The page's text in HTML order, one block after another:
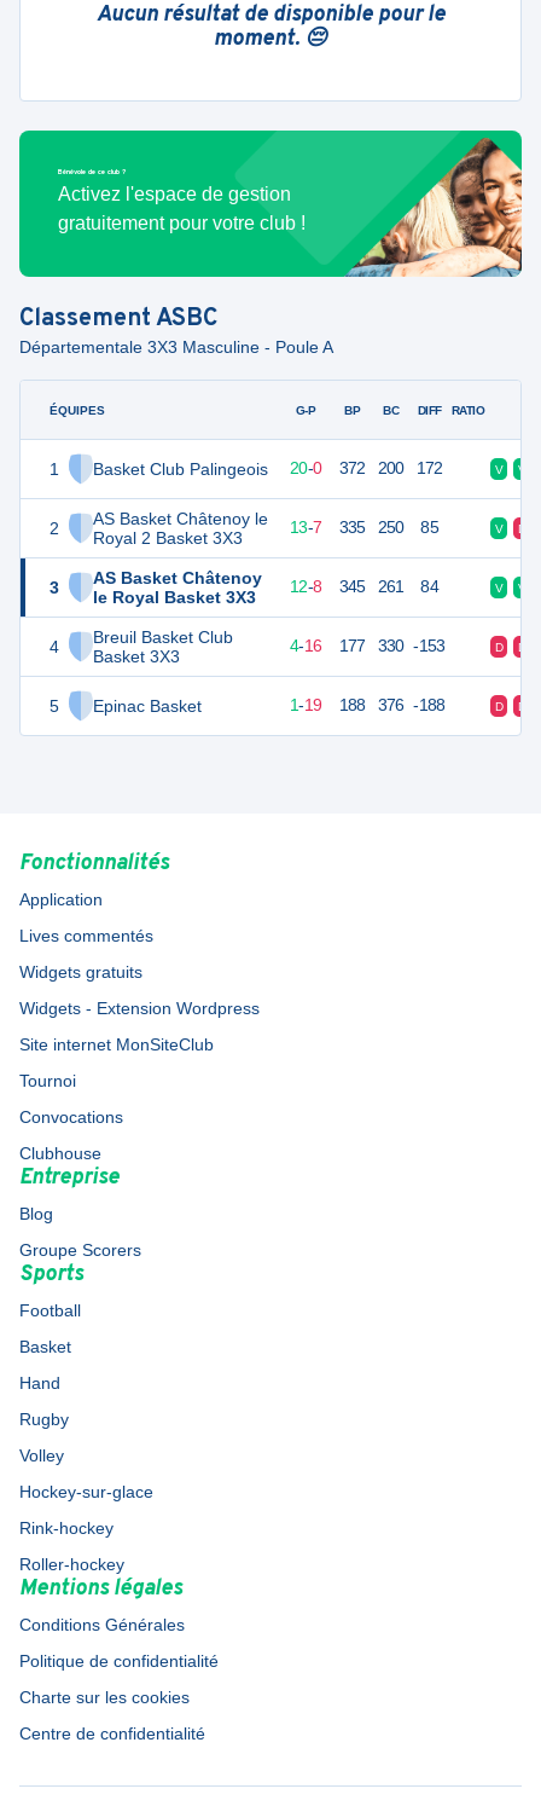
Aucun résultat de disponible pour le
moment. 😔
Bénévole de ce club ?
Activez l'espace de gestion
gratuitement pour votre club !
ClassementASBC
Départementale 3X3 Masculine - Poule A
ÉQUIPES
1 Basket Club Palingeois
2
AS Basket Châtenoy le
Royal 2 Basket 3X3
3
AS Basket Châtenoy
le Royal Basket 3X3
4
Breuil Basket Club
Basket 3X3
5 Epinac Basket
G-P BP BC DIFF RATIO
50 20 20-0 372 200 172 V V
36 20 13-7 335 250 85 V D
34 20 12-8 345 261 84 V V
16 4-16 177 330 -153 D D
1-19 188 376 -188 D D
Fonctionnalités
Application
Lives commentés
Widgets gratuits
Widgets - Extension Wordpress
Site internet MonSiteClub
Tournoi
Convocations
Clubhouse
Entreprise
Blog
Groupe Scorers
Sports
Football
Basket
Hand
Rugby
Volley
Hockey-sur-glace
Rink-hockey
Roller-hockey
Mentions légales
Conditions Générales
Politique de confidentialité
Charte sur les cookies
Centre de confidentialité